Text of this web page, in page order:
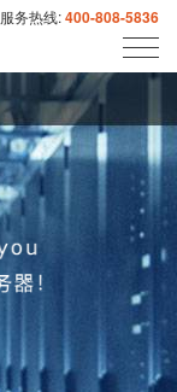
服务热线:400-808-5836